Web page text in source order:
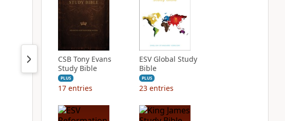
CSB Tony Evans
Study Bible
PLUS
17 entries
ESV Global Study
Bible
PLUS
23 entries